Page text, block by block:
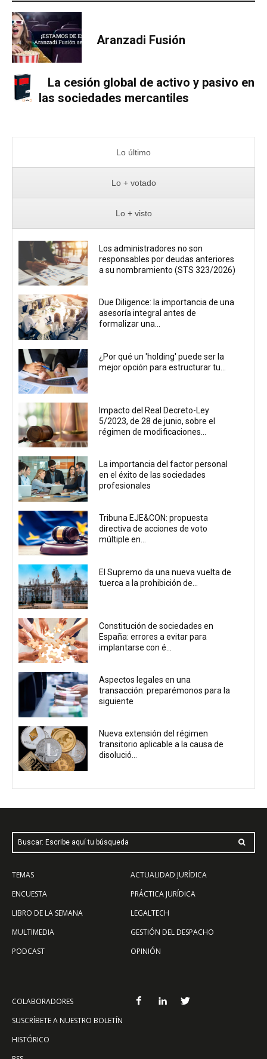
Aranzadi Fusión
La cesión global de activo y pasivo en
las sociedades mercantiles
Lo último
Lo + votado
Lo + visto
Los administradores no son
responsables por deudas anteriores
a su nombramiento (STS 323/2026)
Due Diligence: la importancia de una
asesoría integral antes de
formalizar una...
¿Por qué un 'holding' puede ser la
mejor opción para estructurar tu...
Impacto del Real Decreto-Ley
5/2023, de 28 de junio, sobre el
régimen de modificaciones...
La importancia del factor personal
en el éxito de las sociedades
profesionales
Tribuna EJE&CON: propuesta
directiva de acciones de voto
múltiple en...
El Supremo da una nueva vuelta de
tuerca a la prohibición de...
Constitución de sociedades en
España: errores a evitar para
implantarse con é...
Aspectos legales en una
transacción: preparémonos para la
siguiente
Nueva extensión del régimen
transitorio aplicable a la causa de
disolució...
Buscar: Escribe aquí tu búsqueda
TEMAS
ENCUESTA
LIBRO DE LA SEMANA
MULTIMEDIA
PODCAST
ACTUALIDAD JURÍDICA
PRÁCTICA JURÍDICA
LEGALTECH
GESTIÓN DEL DESPACHO
OPINIÓN
COLABORADORES
SUSCRÍBETE A NUESTRO BOLETÍN
HISTÓRICO